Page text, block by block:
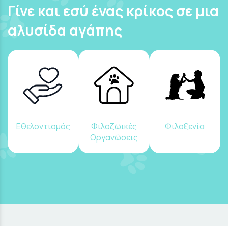
Γίνε και εσύ ένας κρίκος σε μια
αλυσίδα αγάπης
Εθελοντισμός
Φιλοζωικές
Οργανώσεις
Φιλοξενία